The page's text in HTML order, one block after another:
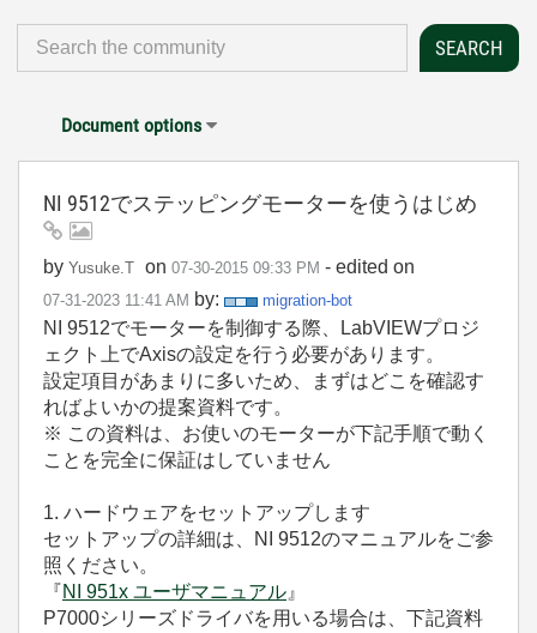
Document options
NI 9512でステッピングモーターを使うはじめ
by Yusuke.T on ‎07-30-2015 09:33 PM - edited on
‎07-31-2023 11:41 AM by: migration-bot
NI 9512でモーターを制御する際、LabVIEWプロジ
ェクト上でAxisの設定を行う必要があります。
設定項目があまりに多いため、まずはどこを確認す
ればよいかの提案資料です。
※ この資料は、お使いのモーターが下記手順で動く
ことを完全に保証はしていません
1. ハードウェアをセットアップします
セットアップの詳細は、NI 9512のマニュアルをご参
照ください。
『NI 951x ユーザマニュアル 』
P7000シリーズドライバを用いる場合は、下記資料